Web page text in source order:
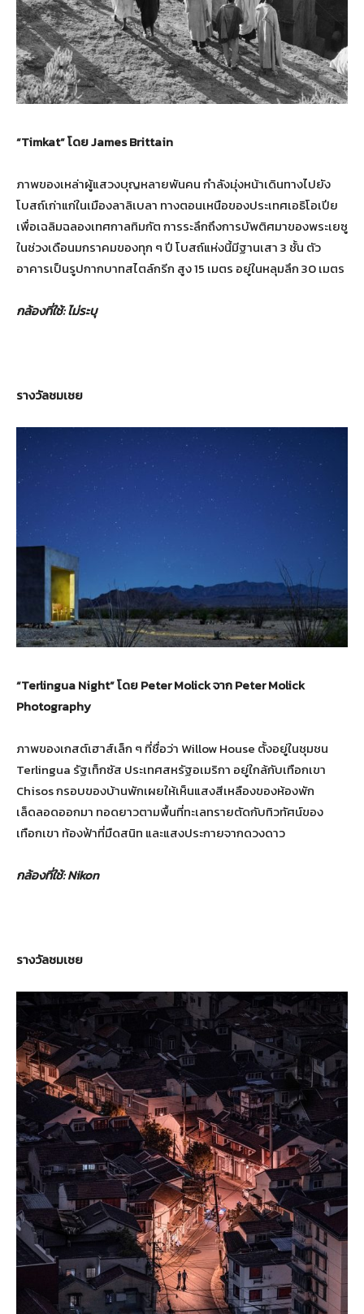
“Timkat”โดยJames Brittain
ภาพของเหล่าผู้แสวงบุญหลายพันคน กำลังมุ่งหน้าเดินทางไปยัง
โบสถ์เก่าแก่ในเมืองลาลิเบลา ทางตอนเหนือของประเทศเอธิโอเปีย
เพื่อเฉลิมฉลองเทศกาลทิมกัต การระลึกถึงการบัพติศมาของพระเยซู
ในช่วงเดือนมกราคมของทุก ๆ ปี โบสถ์แห่งนี้มีฐานเสา 3 ชั้น ตัว
อาคารเป็นรูปกากบาทสไตล์กรีก สูง 15 เมตร อยู่ในหลุมลึก 30 เมตร
กล้องที่ใช้:ไม่ระบุ
รางวัลชมเชย
“Terlingua Night”โดยPeter MolickจากPeter Molick
Photography
ภาพของเกสต์เฮาส์เล็ก ๆ ที่ชื่อว่า Willow House ตั้งอยู่ในชุมชน
Terlingua รัฐเท็กซัส ประเทศสหรัฐอเมริกา อยู่ใกล้กับเทือกเขา
Chisos กรอบของบ้านพักเผยให้เห็นแสงสีเหลืองของห้องพัก
เล็ดลอดออกมา ทอดยาวตามพื้นที่ทะเลทรายตัดกับทิวทัศน์ของ
เทือกเขา ท้องฟ้าที่มืดสนิท และแสงประกายจากดวงดาว
กล้องที่ใช้: Nikon
รางวัลชมเชย